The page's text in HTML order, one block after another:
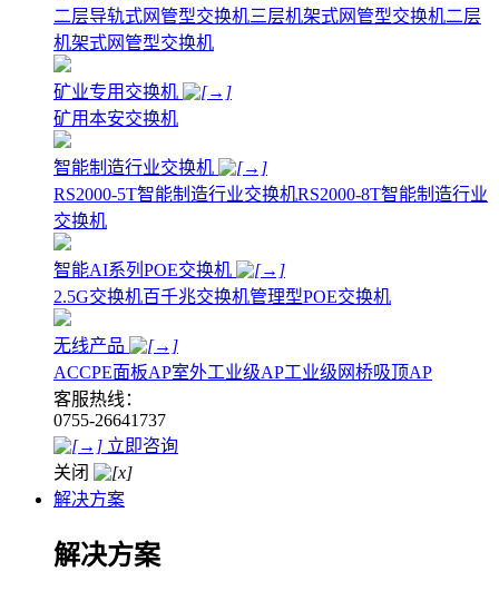
二层导轨式网管型交换机三层机架式网管型交换机二层
机架式网管型交换机
矿业专用交换机
矿用本安交换机
智能制造行业交换机
RS2000-5T智能制造行业交换机RS2000-8T智能制造行业
交换机
智能AI系列POE交换机
2.5G交换机百千兆交换机管理型POE交换机
无线产品
ACCPE面板AP室外工业级AP工业级网桥吸顶AP
客服热线：
0755-26641737
立即咨询
关闭
解决方案
解决方案